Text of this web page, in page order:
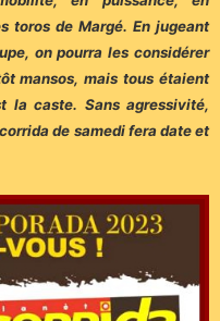
toros de Margé. En jugeant
on pourra les considérer
mansos, maistous étaient
la caste. Sans agressivité,
de samedi fera date et